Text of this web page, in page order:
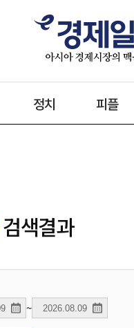
정치 피플
검색결과
~